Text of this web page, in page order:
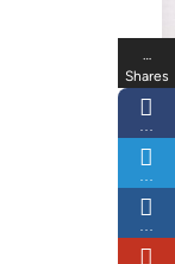
Shares